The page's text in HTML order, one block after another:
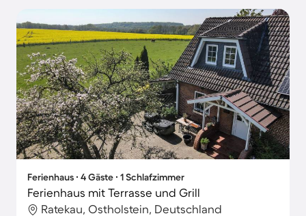
Ferienhaus ∙ 4 Gäste ∙ 1 Schlafzimmer
Ferienhaus mit Terrasse und Grill
Ratekau, Ostholstein, Deutschland